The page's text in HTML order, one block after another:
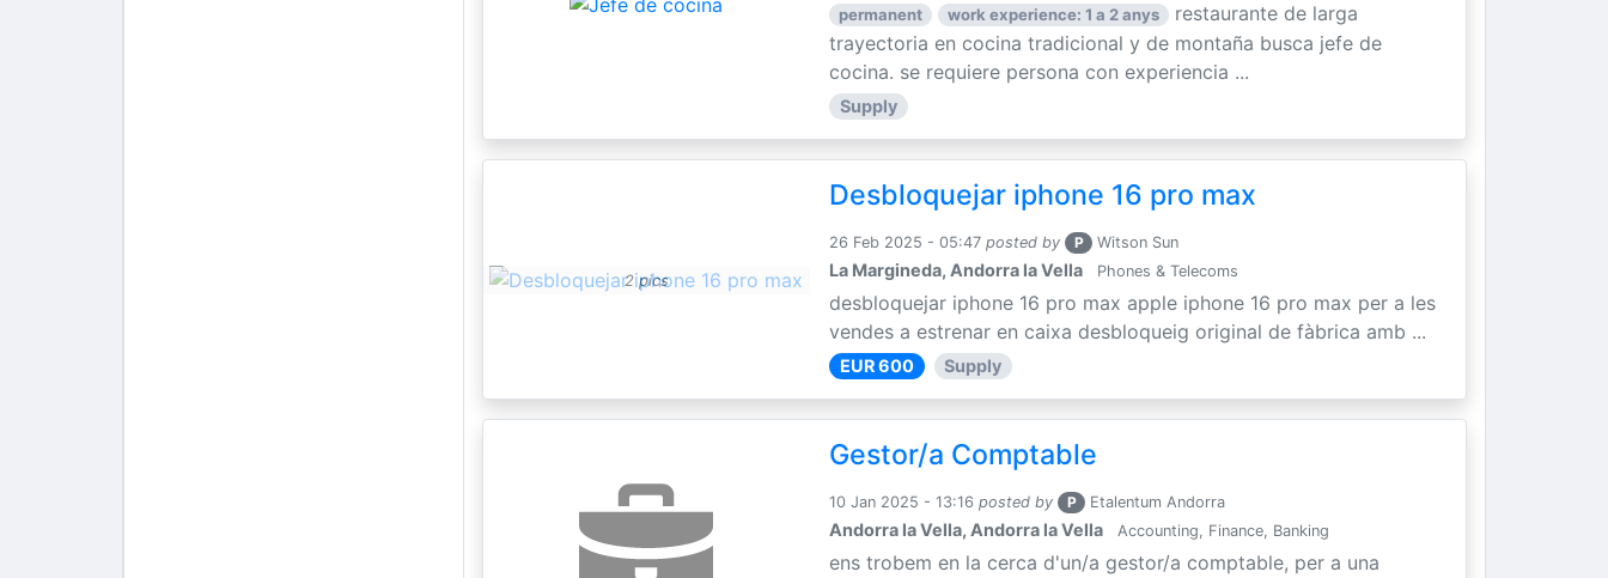
permanent work experience: 1 a 2 anys
restaurante de larga
trayectoria en cocina tradicional y de montaña busca jefe de
cocina. se requiere persona con experiencia ...
Supply
2 pics
Desbloquejar iphone 16 pro max
26 Feb 2025 - 05:47 posted by P Witson Sun
La Margineda, Andorra la Vella Phones & Telecoms
desbloquejar iphone 16 pro max apple iphone 16 pro max per a les
vendes a estrenar en caixa desbloqueig original de fàbrica amb ...
EUR 600 Supply
Gestor/a Comptable
10 Jan 2025 - 13:16 posted by P Etalentum Andorra
Andorra la Vella, Andorra la Vella Accounting, Finance, Banking
ens trobem en la cerca d'un/a gestor/a comptable, per a una